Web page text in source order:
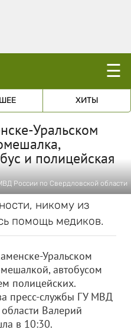
☰
ХИТЫ
Уральском
и полицейская
России по Свердловской области
никому из
помощь медиков.
Уральском
автобусом
полицейских.
пресс-службы ГУ МВД
Валерий
в 10:30.